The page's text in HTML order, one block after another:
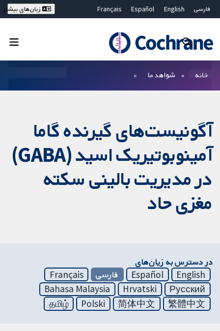
فارسی English
Español
Français
Bahasa Malaysia
ไทย
繁體中文
زبان‌های بیشتر
خانه شواهد ما
آگونیست‌های گیرنده گاما
آمینوبوتیریک اسید (GABA)
در مدیریت بالینی سکته
مغزی حاد
در دسترس به زیان‌های
English
Español فارسی
Français
Русский
Hrvatski
Bahasa Malaysia
繁體中文
简体中文
Polski
தமிழ்